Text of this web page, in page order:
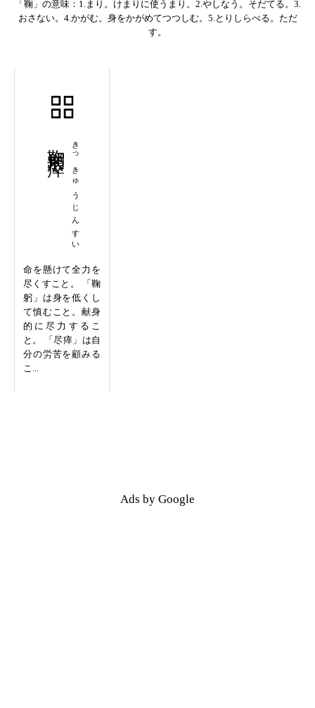
「鞠」の意味：1.まり。けまりに使うまり。2.やしなう。そだてる。3.
おさない。4.かがむ。身をかがめてつつしむ。5.とりしらべる。ただ
す。
きっきゅうじんすい
命を懸けて全力を
尽くすこと。 「鞠
躬」は身を低くし
て慎むこと。献身
的に尽力するこ
と。 「尽瘁」は自
分の労苦を顧みる
こ...
Ads by Google